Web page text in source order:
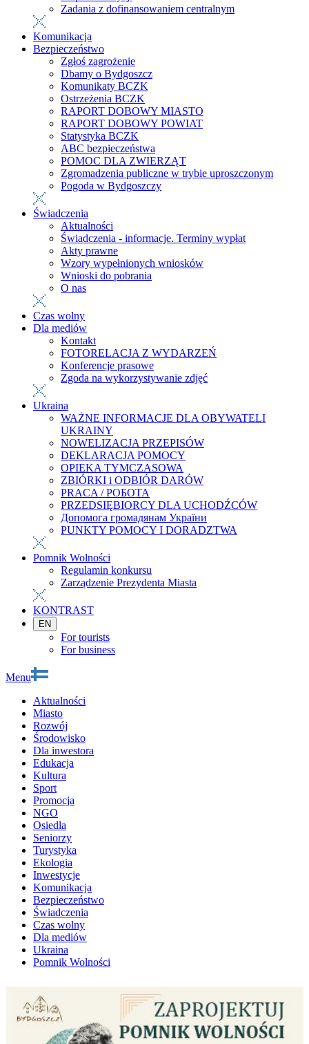
Zadania z dofinansowaniem centralnym
Komunikacja
Bezpieczeństwo
Zgłoś zagrożenie
Dbamy o Bydgoszcz
Komunikaty BCZK
Ostrzeżenia BCZK
RAPORT DOBOWY MIASTO
RAPORT DOBOWY POWIAT
Statystyka BCZK
ABC bezpieczeństwa
POMOC DLA ZWIERZĄT
Zgromadzenia publiczne w trybie uproszczonym
Pogoda w Bydgoszczy
Świadczenia
Aktualności
Świadczenia - informacje. Terminy wypłat
Akty prawne
Wzory wypełnionych wniosków
Wnioski do pobrania
O nas
Czas wolny
Dla mediów
Kontakt
FOTORELACJA Z WYDARZEŃ
Konferencje prasowe
Zgoda na wykorzystywanie zdjęć
Ukraina
WAŻNE INFORMACJE DLA OBYWATELI
UKRAINY
NOWELIZACJA PRZEPISÓW
DEKLARACJA POMOCY
OPIEKA TYMCZASOWA
ZBIÓRKI i ODBIÓR DARÓW
PRACA / РОБОТА
PRZEDSIĘBIORCY DLA UCHODŹCÓW
Допомога громадянам України
PUNKTY POMOCY I DORADZTWA
Pomnik Wolności
Regulamin konkursu
Zarządzenie Prezydenta Miasta
KONTRAST
EN
For tourists
For business
Menu
Aktualności
Miasto
Rozwój
Środowisko
Dla inwestora
Edukacja
Kultura
Sport
Promocja
NGO
Osiedla
Seniorzy
Turystyka
Ekologia
Inwestycje
Komunikacja
Bezpieczeństwo
Świadczenia
Czas wolny
Dla mediów
Ukraina
Pomnik Wolności